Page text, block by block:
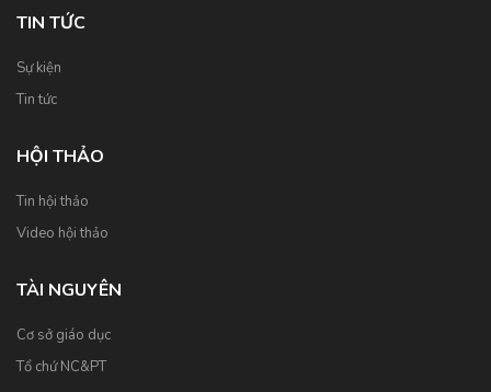
TIN TỨC
Sự kiện
Tin tức
HỘI THẢO
Tin hội thảo
Video hội thảo
TÀI NGUYÊN
Cơ sở giáo dục
Tổ chứ NC&PT